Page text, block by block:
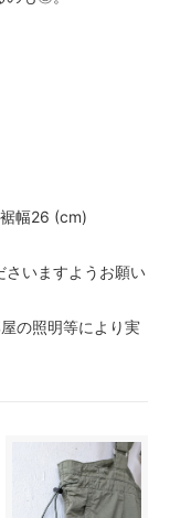
幅26 (cm)
さいますようお願い
の照明等により実